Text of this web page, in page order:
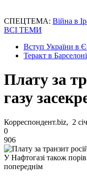
СПЕЦТЕМА: Війна в
ВСІ ТЕМИ
Вступ України в
Теракт в Барселоні
Плату за
газу
Корреспондент.biz, 2
0
906
У Нафтогазі також
попереднім